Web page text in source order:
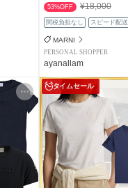
53%OFF ¥18,000
関税負担なし スピード配送
MARNI
PERSONAL SHOPPER
ayanallam
タイムセール